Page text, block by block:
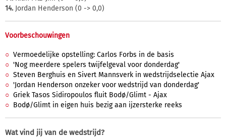
14.Jordan Henderson (0 -> 0,0)
Voorbeschouwingen
Vermoedelijke opstelling: Carlos Forbs in de basis
'Nog meerdere spelers twijfelgeval voor donderdag'
Steven Berghuis en Sivert Mannsverk in wedstrijdselectie Ajax
'Jordan Henderson onzeker voor wedstrijd van donderdag'
Griek Tasos Sidiropoulos fluit Bodø/Glimt - Ajax
Bodø/Glimt in eigen huis bezig aan ijzersterke reeks
Wat vind jij van de wedstrijd?